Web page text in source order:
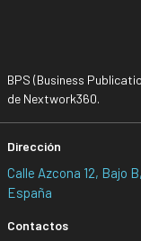
BPS (Business
de Nextwork360.
Dirección
Calle Azcona 12, Bajo
España
Contactos